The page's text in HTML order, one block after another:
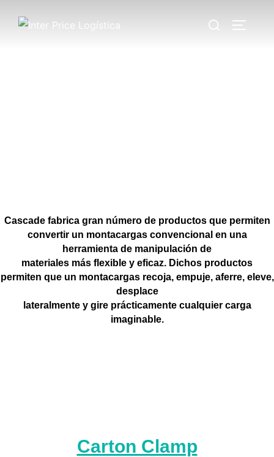
Buscar:
Cascade fabrica gran número de productos que permiten
convertir un montacargas convencional en una
herramienta de manipulación de
materiales más flexible y eficaz. Dichos productos
permiten que un montacargas recoja, empuje, aferre, eleve,
desplace
lateralmente y gire prácticamente cualquier carga
imaginable.
Carton Clamp